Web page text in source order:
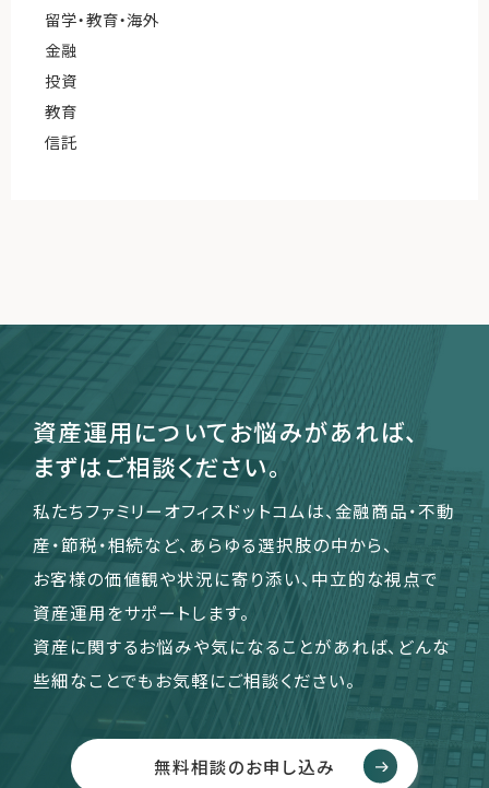
留学・教育・海外
金融
投資
教育
信託
資産運用についてお悩みがあれば、
まずはご相談ください。
私たちファミリーオフィスドットコムは、金融商品・不動
産・節税・相続など、あらゆる選択肢の中から、
お客様の価値観や状況に寄り添い、中立的な視点で
資産運用をサポートします。
資産に関するお悩みや気になることがあれば、どんな
些細なことでもお気軽にご相談ください。
無料相談のお申し込み